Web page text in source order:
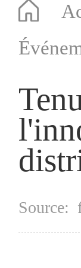
Source: